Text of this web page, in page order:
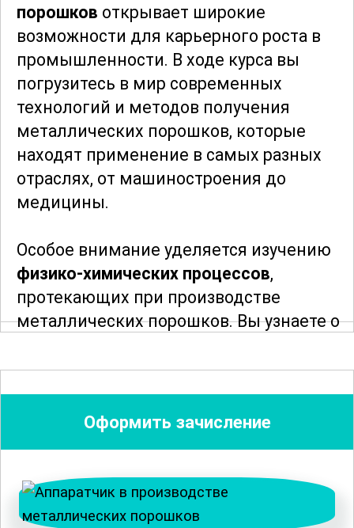
порошков открывает широкие
возможности для карьерного роста в
промышленности. В ходе курса вы
погрузитесь в мир современных
технологий и методов получения
металлических порошков, которые
находят применение в самых разных
отраслях, от машиностроения до
медицины.
Особое внимание уделяется изучению
физико-химических процессов,
протекающих при производстве
металлических порошков. Вы узнаете о
обработки, таких как распыление,
электролиз и химическое
восстановление. Также
свойств.
Оформить зачисление